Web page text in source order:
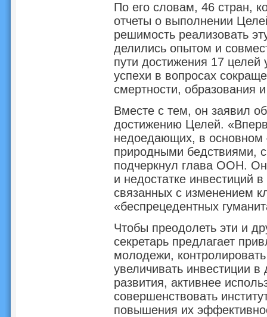
По его словам, 46 стран,
отчеты о выполнении
решимость реализовать
делились опытом и
пути достижения 17 целей
успехи в вопросах
смертности, образования
Вместе с тем, он заявил
достижению Целей.
недоедающих, в основном
природными бедствиями,
подчеркнул глава ООН.
и недостатке инвестиций
связанных с изменением
«беспрецедентных
Чтобы преодолеть эти и
секретарь предлагает
молодежи,
увеличивать инвестиции
развития, активнее
совершенствовать
повышения их